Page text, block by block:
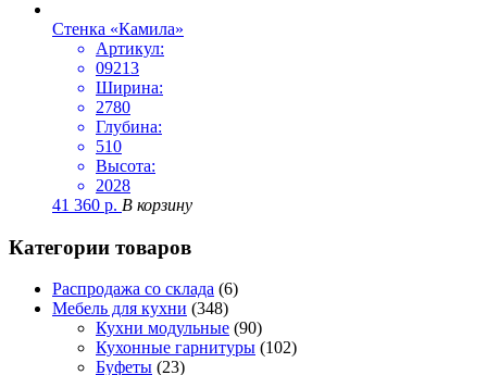
Стенка «Камила»
Артикул:
09213
Ширина:
2780
Глубина:
510
Высота:
2028
41 360 р. В корзину
Категории товаров
Распродажа со склада (6)
Мебель для кухни (348)
Кухни модульные (90)
Кухонные гарнитуры (102)
Буфеты (23)